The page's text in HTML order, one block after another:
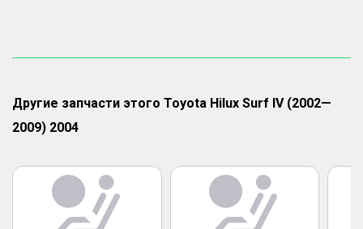
Другие запчасти этого Toyota Hilux Surf IV (2002—
2009) 2004